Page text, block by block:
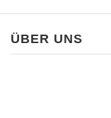
ÜBER UNS